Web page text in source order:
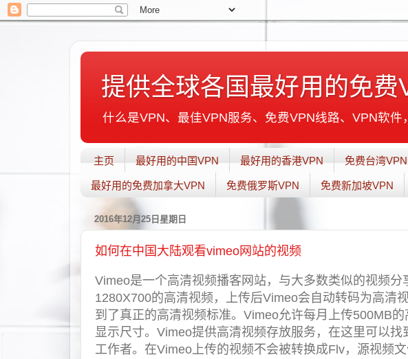
提供全球各国最好用的免费
什么是VPN、最佳VPN服务、免费VPN线路、VPN软
主页 最好用的中国VPN 最好用的香港VPN 免费台湾VPN
最好用的免费加拿大VPN 免费俄罗斯VPN 免费新加坡VPN
2016年12月25日星期日
如何在中国大陆观看vimeo网站的视频
Vimeo是一个高清视频播客网站，与大多数类似的视频分
1280X700的高清视频，上传后Vimeo会自动转码为高清
到了真正的高清视频标准。Vimeo允许每月上传500MB
显示尺寸。Vimeo提供高清视频存放服务，在这里可以
工作者。在Vimeo上传的视频不会被转换成Flv，源视频